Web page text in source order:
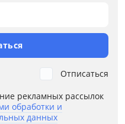
рекламных рассылок
обработки и
данных
Отписаться